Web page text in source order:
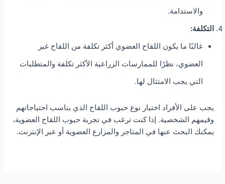
والاستدامة.
التكلفة:
غالبًا ما يكون اللقاح العضوي أكثر تكلفة من اللقاح غير
العضوي، نظرًا للممارسات الزراعية الأكثر تكلفة والمتطلبات
التي يجب الامتثال لها.
يجب على الأفراد اختيار نوع حبوب اللقاح الذي يناسب احتياجاتهم
وقيمهم الشخصية. إذا كنت ترغب في تجربة حبوب اللقاح العضوية،
يمكنك البحث عنها في المتاجر والمزارع العضوية أو عبر الإنترنت.